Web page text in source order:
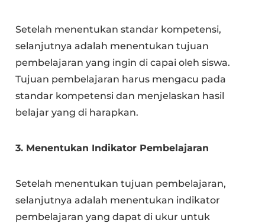
Setelah menentukan standar kompetensi,
selanjutnya adalah menentukan tujuan
pembelajaran yang ingin di capai oleh siswa.
Tujuan pembelajaran harus mengacu pada
standar kompetensi dan menjelaskan hasil
belajar yang di harapkan.
3. Menentukan Indikator Pembelajaran
Setelah menentukan tujuan pembelajaran,
selanjutnya adalah menentukan indikator
pembelajaran yang dapat di ukur untuk